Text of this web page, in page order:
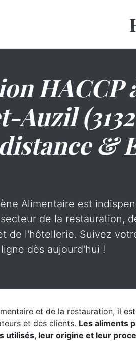
HACCP
Auzil
&
Alimentaire est
de la restauration,
de l'hôtellerie. Suivez
dès aujourd'hui !
et de la restauration, il
et des clients. Les aliments
utilisés, leur origine et leur